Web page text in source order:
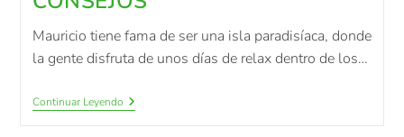
Mauricio tiene fama de ser una isla paradisíaca, donde
la gente disfruta de unos días de relax dentro de los…
Continuar Leyendo